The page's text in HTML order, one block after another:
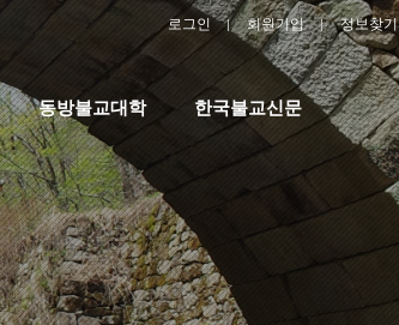
로그인 회원가입 정보찾기
동방불교대학 한국불교신문